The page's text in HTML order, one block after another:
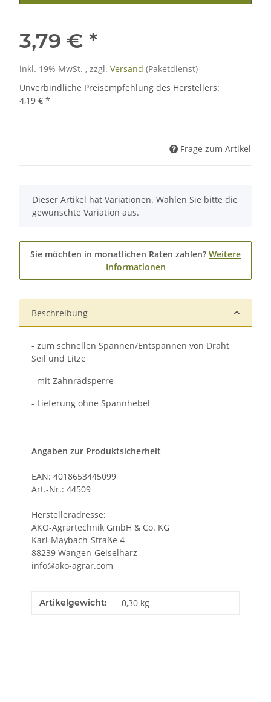
3,79 € *
inkl. 19% MwSt. , zzgl. Versand (Paketdienst)
Unverbindliche Preisempfehlung des Herstellers:
4,19 € *
Frage zum Artikel
x
Dieser Artikel hat Variationen. Wählen Sie bitte die
gewünschte Variation aus.
Sie möchten in monatlichen Raten zahlen? Weitere
Informationen
Beschreibung
- zum schnellen Spannen/Entspannen von Draht,
Seil und Litze
- mit Zahnradsperre
- Lieferung ohne Spannhebel
Angaben zur Produktsicherheit
EAN: 4018653445099
Art.-Nr.: 44509
Herstelleradresse:
AKO-Agrartechnik GmbH & Co. KG
Karl-Maybach-Straße 4
88239 Wangen-Geiselharz
info@ako-agrar.com
Artikelgewicht: 0,30 kg